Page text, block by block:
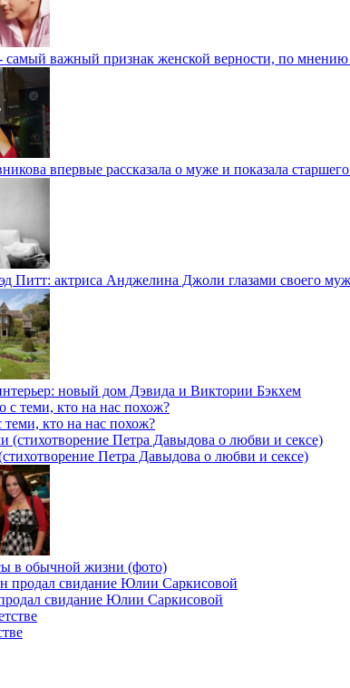
самый важный признак женской верности, по
впервые рассказала о муже и показала
Питт: актриса Анджелина Джоли глазами своего
новый дом Дэвида и Виктории Бэкхем
кто на нас похож?
Петра Давыдова о любви и сексе)
в обычной жизни (фото)
свидание Юлии Саркисовой